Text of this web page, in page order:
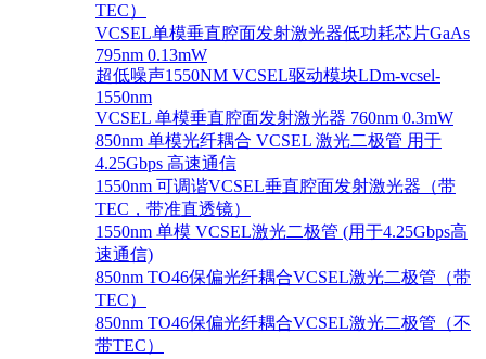
TEC）
VCSEL单模垂直腔面发射激光器低功耗芯片GaAs
795nm 0.13mW
超低噪声1550NM VCSEL驱动模块LDm-vcsel-
1550nm
VCSEL 单模垂直腔面发射激光器 760nm 0.3mW
850nm 单模光纤耦合 VCSEL 激光二极管 用于
4.25Gbps 高速通信
1550nm 可调谐VCSEL垂直腔面发射激光器（带
TEC，带准直透镜）
1550nm 单模 VCSEL激光二极管 (用于4.25Gbps高
速通信)
850nm TO46保偏光纤耦合VCSEL激光二极管（带
TEC）
850nm TO46保偏光纤耦合VCSEL激光二极管（不
带TEC）